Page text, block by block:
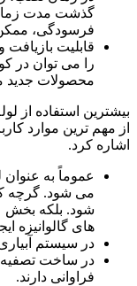
گذشت مدت
فرسودگی،
قابلیت بازیافت
را می توان در
محصولات جدید
بیشترین استفاده از
از مهم ترین موارد
اشاره کرد.
عموماً به
می شود. گرچه
شود. بلکه بخش
های گالوانیزه
در سیستم آبیاری
در ساخت تصفیه
فراوانی دارند.